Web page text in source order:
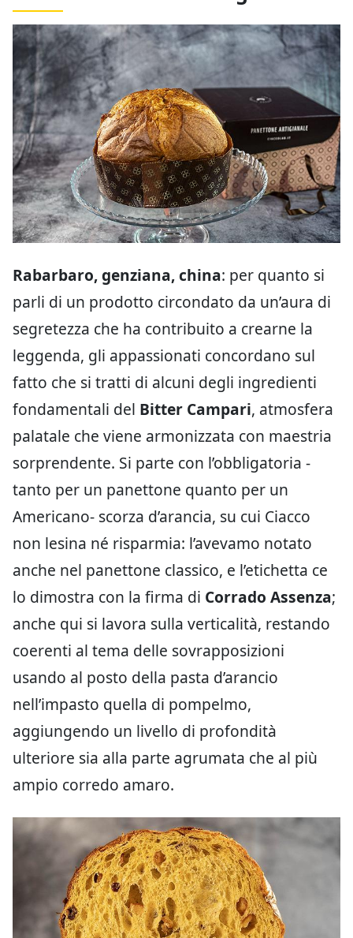
Rabarbaro, genziana, china: per quanto si
parli di un prodotto circondato da un’aura di
segretezza che ha contribuito a crearne la
leggenda, gli appassionati concordano sul
fatto che si tratti di alcuni degli ingredienti
fondamentali del Bitter Campari, atmosfera
palatale che viene armonizzata con maestria
sorprendente. Si parte con l’obbligatoria -
tanto per un panettone quanto per un
Americano- scorza d’arancia, su cui Ciacco
non lesina né risparmia: l’avevamo notato
anche nel panettone classico, e l’etichetta ce
lo dimostra con la firma di Corrado Assenza;
anche qui si lavora sulla verticalità, restando
coerenti al tema delle sovrapposizioni
usando al posto della pasta d’arancio
nell’impasto quella di pompelmo,
aggiungendo un livello di profondità
ulteriore sia alla parte agrumata che al più
ampio corredo amaro.